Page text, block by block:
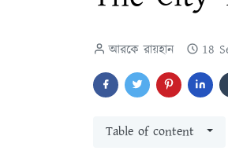
আরকে রায়হান 18
Table of content